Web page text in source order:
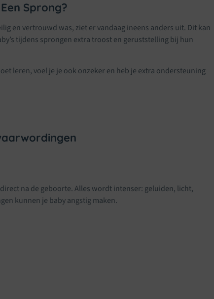
Sprong?
en vertrouwd was, ziet er vandaag ineens anders uit. Dit kan
tijdens sprongen extra troost en geruststelling bij hun
leren, voel je je ook onzeker en heb je extra ondersteuning
na de geboorte. Alles wordt intenser: geluiden, licht,
kunnen je baby angstig maken.